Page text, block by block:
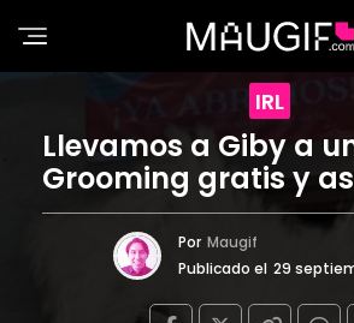
IRL
Llevamos a Giby a
Grooming gratis y
Por Maugif
Publicado el 29